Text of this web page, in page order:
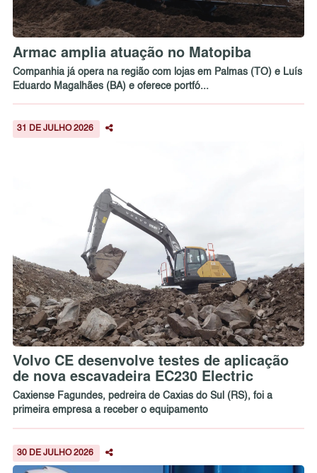
Armac amplia atuação no Matopiba
Companhia já opera na região com lojas em Palmas (TO) e Luís
Eduardo Magalhães (BA) e oferece portfó...
31 DE JULHO 2026
Volvo CE desenvolve testes de aplicação
de nova escavadeira EC230 Electric
Caxiense Fagundes, pedreira de Caxias do Sul (RS), foi a
primeira empresa a receber o equipamento
30 DE JULHO 2026